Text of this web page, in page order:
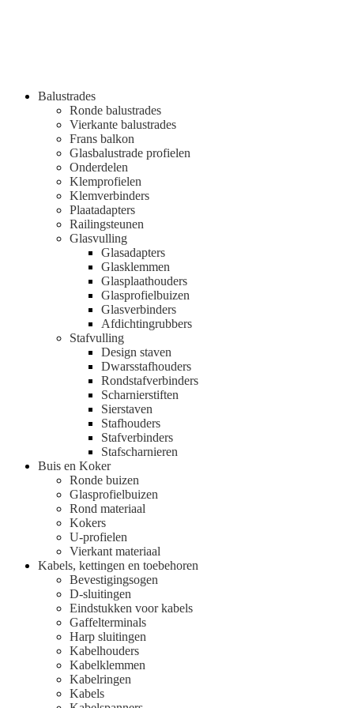
Balustrades
Ronde balustrades
Vierkante balustrades
Frans balkon
Glasbalustrade profielen
Onderdelen
Klemprofielen
Klemverbinders
Plaatadapters
Railingsteunen
Glasvulling
Glasadapters
Glasklemmen
Glasplaathouders
Glasprofielbuizen
Glasverbinders
Afdichtingrubbers
Stafvulling
Design staven
Dwarsstafhouders
Rondstafverbinders
Scharnierstiften
Sierstaven
Stafhouders
Stafverbinders
Stafscharnieren
Buis en Koker
Ronde buizen
Glasprofielbuizen
Rond materiaal
Kokers
U-profielen
Vierkant materiaal
Kabels, kettingen en toebehoren
Bevestigingsogen
D-sluitingen
Eindstukken voor kabels
Gaffelterminals
Harp sluitingen
Kabelhouders
Kabelklemmen
Kabelringen
Kabels